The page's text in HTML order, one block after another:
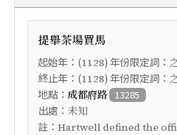
提舉茶場買馬
起始年：(1128) 年份限定詞：
終止年：(1128) 年份限定詞：
地點： 成都府路 13285
出處： 未知
註： Hartwell defined the